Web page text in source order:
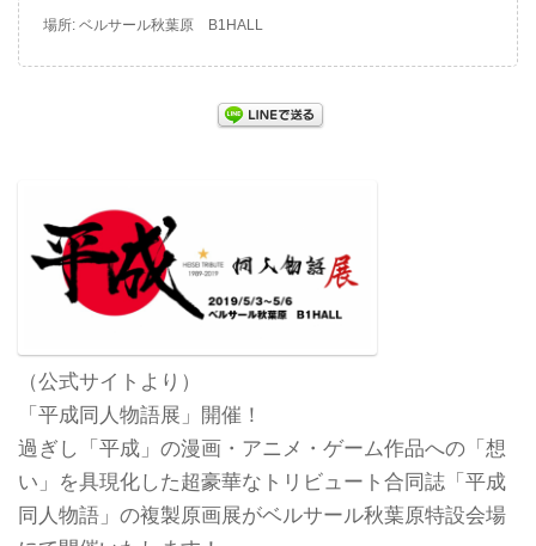
場所: ベルサール秋葉原 B1HALL
（公式サイトより）
「平成同人物語展」開催！
過ぎし「平成」の漫画・アニメ・ゲーム作品への「想
い」を具現化した超豪華なトリビュート合同誌「平成
同人物語」の複製原画展がベルサール秋葉原特設会場